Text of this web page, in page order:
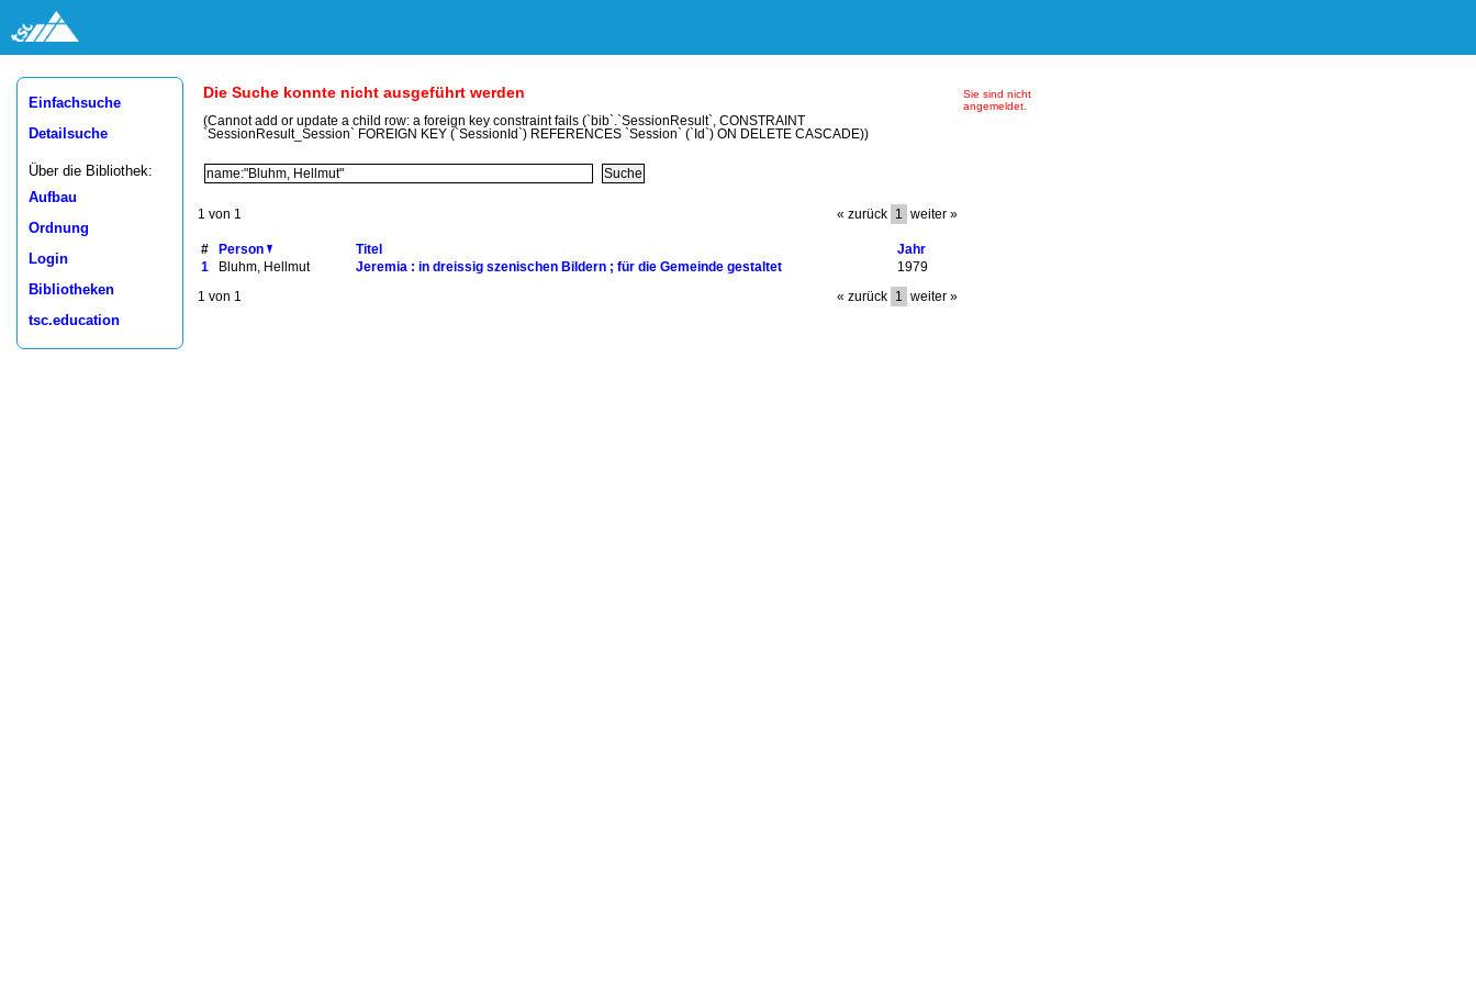
Einfachsuche
Detailsuche
Über die Bibliothek:
Aufbau
Ordnung
Login
Bibliotheken
tsc.education
Sie sind nicht
angemeldet.
Die Suche konnte nicht ausgeführt werden
(Cannot add or update a child row: a foreign key constraint fails (`bib`.`SessionResult`, CONSTRAINT
`SessionResult_Session` FOREIGN KEY (`SessionId`) REFERENCES `Session` (`Id`) ON DELETE CASCADE))
1 von 1 « zurück 1 weiter »
# Person Titel
Jahr
1
Bluhm, Hellmut Jeremia : in dreissig szenischen Bildern ; für die Gemeinde gestaltet 1979
1 von 1 « zurück 1 weiter »